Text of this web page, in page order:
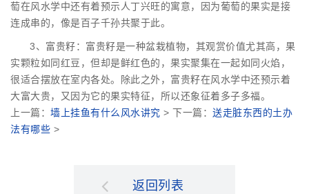
萄在风水学中还有着预示人丁兴旺的寓意，因为葡萄的果实是接
连成串的，像是百子千孙共聚于此。
3、富贵籽：富贵籽是一种盆栽植物，其观赏价值尤其高，果
实颗粒如同红豆，但却是鲜红色的，果实聚集在一起如同火焰，
很适合摆放在室内各处。除此之外，富贵籽在风水学中还预示着
大富大贵，又因为它的果实特征，所以还象征着多子多福。
上一篇： 墙上挂鱼有什么风水讲究 > 下一篇： 送走脏东西的土办
法有哪些 >
返回列表